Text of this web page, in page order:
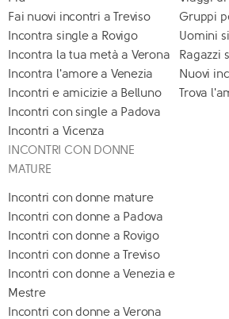
Fai nuovi incontri a Treviso
Incontra single a Rovigo
Incontra la tua metà a Verona
Incontra l'amore a Venezia
Incontri e amicizie a Belluno
Incontri con single a Padova
Incontri a Vicenza
Gruppi
Uomini
Ragazzi
Nuovi
Trova
INCONTRI CON DONNE
MATURE
Incontri con donne mature
Incontri con donne a Padova
Incontri con donne a Rovigo
Incontri con donne a Treviso
Incontri con donne a Venezia e
Mestre
Incontri con donne a Verona